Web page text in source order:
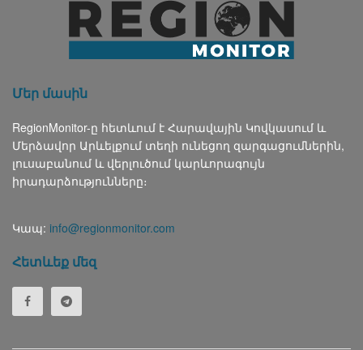
Մեր մասին
RegionMonitor-ը հետևում է Հարավային Կովկասում և
Մերձավոր Արևելքում տեղի ունեցող զարգացումներին,
լուսաբանում և վերլուծում կարևորագույն
իրադարձությունները։
Կապ: info@regionmonitor.com
Հետևեք մեզ